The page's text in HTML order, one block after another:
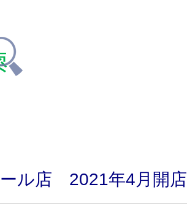
ル店 2021年4月開店